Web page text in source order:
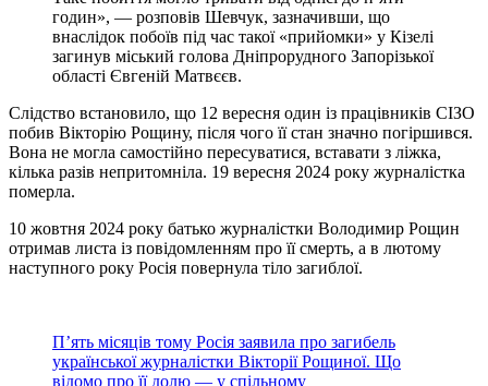
годин», — розповів Шевчук, зазначивши, що
внаслідок побоїв під час такої «прийомки» у Кізелі
загинув міський голова Дніпрорудного Запорізької
області Євгеній Матвєєв.
Слідство встановило, що 12 вересня один із працівників СІЗО
побив Вікторію Рощину, після чого її стан значно погіршився.
Вона не могла самостійно пересуватися, вставати з ліжка,
кілька разів непритомніла. 19 вересня 2024 року журналістка
померла.
10 жовтня 2024 року батько журналістки Володимир Рощин
отримав листа із повідомленням про її смерть, а в лютому
наступного року Росія повернула тіло загиблої.
П’ять місяців тому Росія заявила про загибель
української журналістки Вікторії Рощиної. Що
відомо про її долю — у спільному